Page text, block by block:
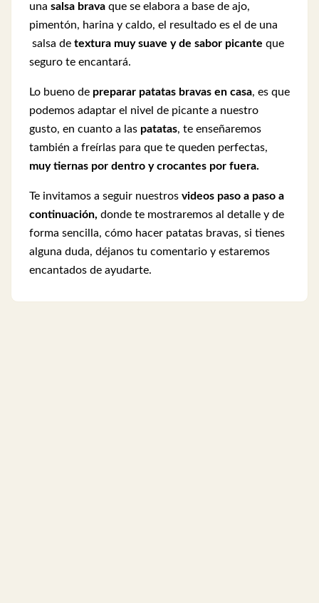
una salsa brava que se elabora a base de ajo,
pimentón, harina y caldo, el resultado es el de una
salsa de textura muy suave y de sabor picante que
seguro te encantará.
Lo bueno de preparar patatas bravas en casa, es que
podemos adaptar el nivel de picante a nuestro
gusto, en cuanto a las patatas, te enseñaremos
también a freírlas para que te queden perfectas,
muy tiernas por dentro y crocantes por fuera.
Te invitamos a seguir nuestros videos paso a paso a
continuación, donde te mostraremos al detalle y de
forma sencilla, cómo hacer patatas bravas, si tienes
alguna duda, déjanos tu comentario y estaremos
encantados de ayudarte.